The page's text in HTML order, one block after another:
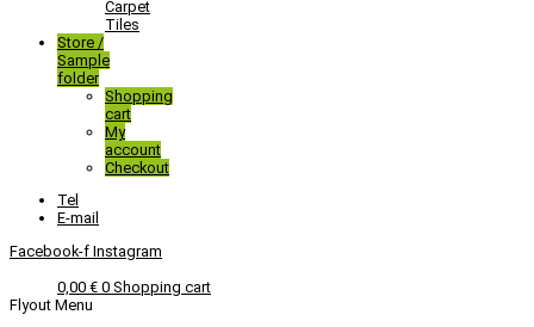
Carpet
Tiles
Store /
Sample
folder
Shopping
cart
My
account
Checkout
Tel
E-mail
Facebook-f Instagram
0,00 € 0 Shopping cart
Flyout Menu